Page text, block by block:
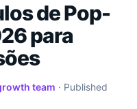
de Pop-
para
team · Published